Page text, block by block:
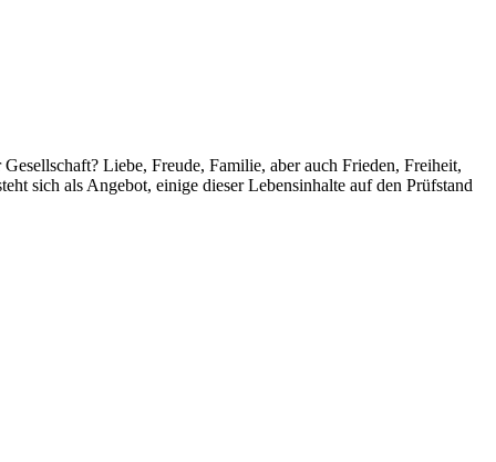
Liebe, Freude, Familie, aber auch Frieden, Freiheit,
sich als Angebot, einige dieser Lebensinhalte auf den Prüfstand